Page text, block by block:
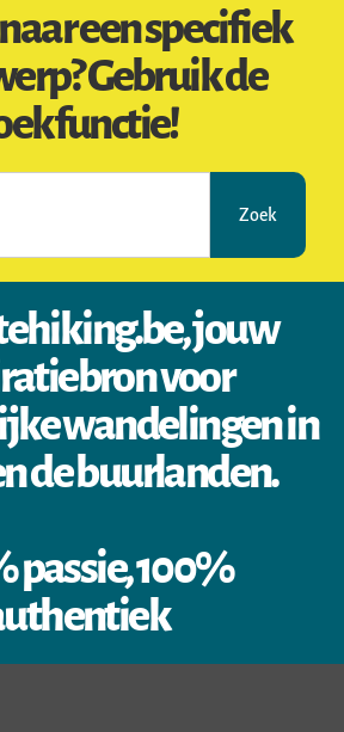
een specifiek
Gebruik de
Zoek
jouw
voor
wandelingen in
de buurlanden.
passie, 100%